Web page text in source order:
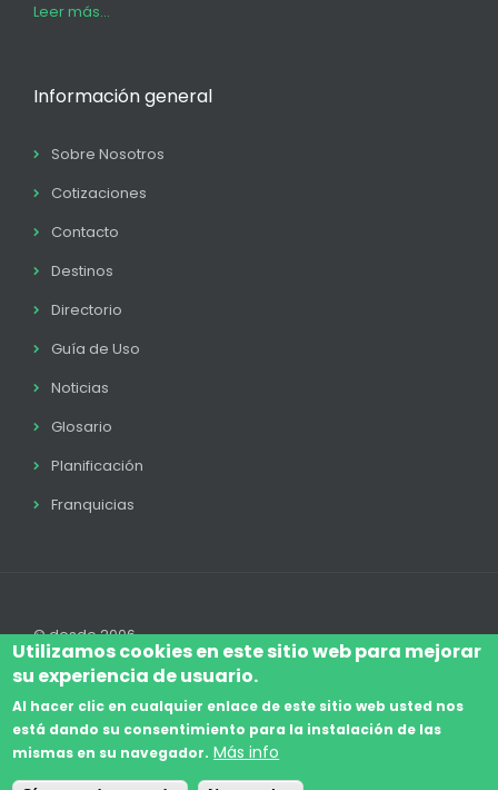
Leer más...
Información general
Sobre Nosotros
Cotizaciones
Contacto
Destinos
Directorio
Guía de Uso
Noticias
Glosario
Planificación
Franquicias
© desde 2006
Footer
Aviso Legal Legal
Utilizamos cookies en este sitio web para mejorar
su experiencia de usuario.
Al hacer clic en cualquier enlace de este sitio web usted nos
está dando su consentimiento para la instalación de las
mismas en su navegador. Más info